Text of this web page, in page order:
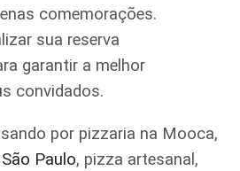
comemorações.
sua reserva
garantir a melhor
convidados.
por pizzaria na Mooca,
Paulo, pizza artesanal,